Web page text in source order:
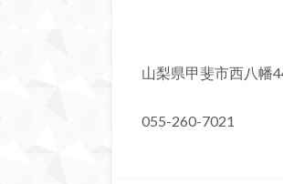
山梨県甲斐市西八幡
055-260-7021